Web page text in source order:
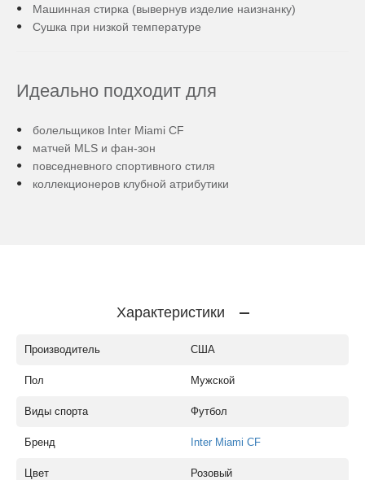
Машинная стирка (вывернув изделие наизнанку)
Сушка при низкой температуре
Идеально подходит для
болельщиков Inter Miami CF
матчей MLS и фан-зон
повседневного спортивного стиля
коллекционеров клубной атрибутики
Характеристики
Производитель США
Пол Мужской
Виды спорта Футбол
Бренд Inter Miami CF
Цвет Розовый